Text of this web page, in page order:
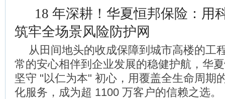
18 年深耕！华夏恒邦保险：用
筑牢全场景风险防护网
从田间地头的收成保障到城市高楼的工
常的安心相伴到企业发展的稳健护航，华
坚守 "以仁为本" 初心，用覆盖全生命周期
化服务，成为超 1100 万客户的信赖之选。